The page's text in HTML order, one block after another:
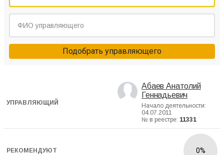
Подобрать управляющего
Абаев Анатолий
Геннадьевич
Начало деятельности:
04.07.2011
№ в реестре: 11331
0%